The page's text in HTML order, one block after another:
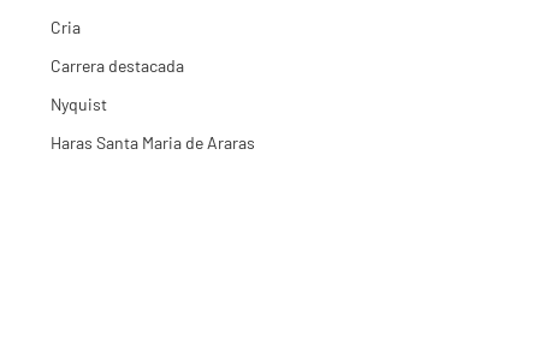
Cria
Carrera destacada
Nyquist
Haras Santa Maria de Araras